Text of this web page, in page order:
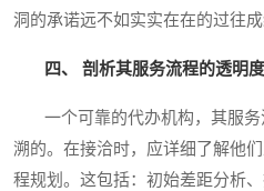
洞的承诺远不如实实在在的过往成
四、 剖析其服务流程的透明
一个可靠的代办机构，其服务
溯的。在接洽时，应详细了解他
程规划。这包括：初始差距分析